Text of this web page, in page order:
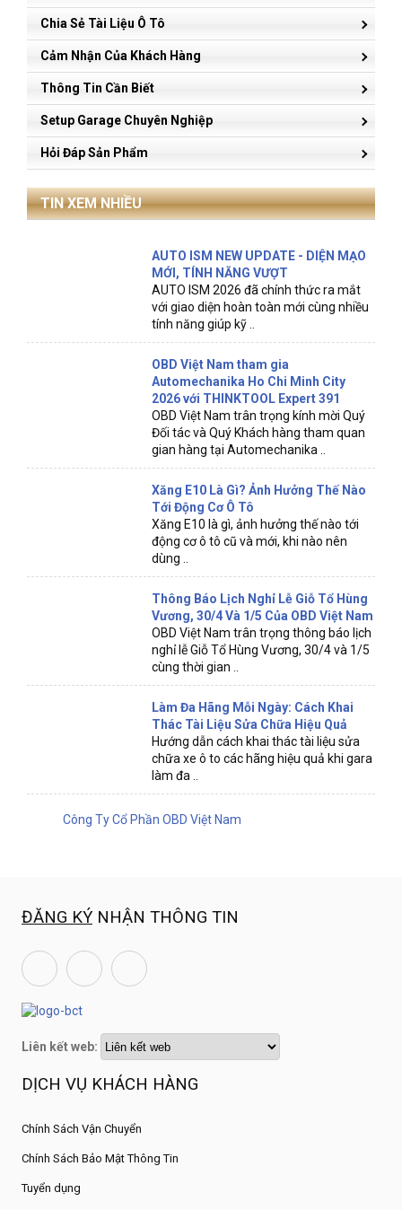
Chia Sẻ Tài Liệu Ô Tô
Cảm Nhận Của Khách Hàng
Thông Tin Cần Biết
Setup Garage Chuyên Nghiệp
Hỏi Đáp Sản Phẩm
TIN XEM NHIỀU
AUTO ISM NEW UPDATE - DIỆN MẠO
MỚI, TÍNH NĂNG VƯỢT
AUTO ISM 2026 đã chính thức ra mắt
với giao diện hoàn toàn mới cùng nhiều
tính năng giúp kỹ ..
OBD Việt Nam tham gia
Automechanika Ho Chi Minh City
2026 với THINKTOOL Expert 391
OBD Việt Nam trân trọng kính mời Quý
Đối tác và Quý Khách hàng tham quan
gian hàng tại Automechanika ..
Xăng E10 Là Gì? Ảnh Hưởng Thế Nào
Tới Động Cơ Ô Tô
Xăng E10 là gì, ảnh hưởng thế nào tới
động cơ ô tô cũ và mới, khi nào nên
dùng ..
Thông Báo Lịch Nghỉ Lễ Giỗ Tổ Hùng
Vương, 30/4 Và 1/5 Của OBD Việt Nam
OBD Việt Nam trân trọng thông báo lịch
nghỉ lễ Giỗ Tổ Hùng Vương, 30/4 và 1/5
cùng thời gian ..
Làm Đa Hãng Mỗi Ngày: Cách Khai
Thác Tài Liệu Sửa Chữa Hiệu Quả
Hướng dẫn cách khai thác tài liệu sửa
chữa xe ô to các hãng hiệu quả khi gara
làm đa ..
Công Ty Cổ Phần OBD Việt Nam
ĐĂNG KÝ NHẬN THÔNG TIN
Liên kết web:
DỊCH VỤ KHÁCH HÀNG
Chính Sách Vận Chuyển
Chính Sách Bảo Mật Thông Tin
Tuyển dụng